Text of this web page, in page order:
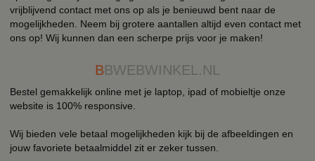
vrijblijvend contact met ons op als je benieuwd bent naar de
mogelijkheden. Neem bij grotere aantallen altijd even contact met
ons op! Wij kunnen dan een scherpe prijs voor je maken!
BBWEBWINKEL.NL
Bestel gemakkelijk online met je laptop, ipad of mobieltje onze
website is 100% responsive.
Wij bieden vele betaal mogelijkheden kijk bij de afbeeldingen en
jouw favoriete betaalmiddel zit er zeker tussen.